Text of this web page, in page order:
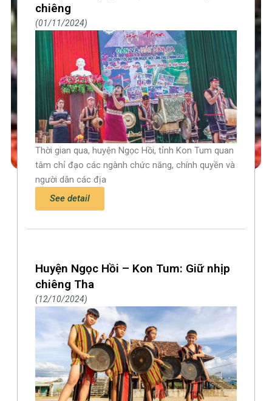
chiêng
01/11/2024
Thời gian qua, huyện Ngọc Hồi, tỉnh Kon Tum quan
tâm chỉ đạo các ngành chức năng, chính quyền và
người dân các địa
See detail
Huyện Ngọc Hồi – Kon Tum: Giữ nhịp
chiêng Tha
12/10/2024